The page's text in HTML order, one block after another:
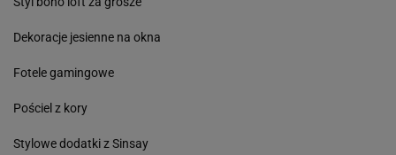
Dekoracje jesienne na okna
Fotele gamingowe
Pościel z kory
Stylowe dodatki z Sinsay